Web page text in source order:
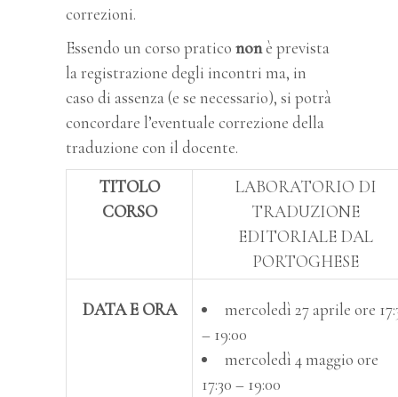
correzioni.
Essendo un corso pratico nonè prevista
la registrazione degli incontri ma, in
caso di assenza (e se necessario), si potrà
concordare l’eventuale correzione della
traduzione con il docente.
TITOLO
CORSO
LABORATORIO DI
TRADUZIONE
EDITORIALE DAL
PORTOGHESE
DATA E ORA
mercoledì 27 aprile ore
– 19:00
mercoledì 4 maggio ore
17:30 – 19:00